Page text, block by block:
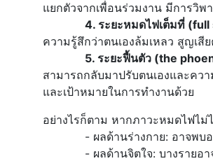
แยกตัวจากเพื่อนร่วมงาน มีการวิพ
4. ระยะหมดไฟเต็มที่ (full
ความรู้สึกว่าตนเองล้มเหลว สูญเสี
5. ระยะฟื้นตัว (the
สามารถกลับมาปรับตนเองและคว
และเป้าหมายในการทำงานด้วย
อย่างไรก็ตาม หากภาวะหมดไฟไม่
- ผลด้านร่างกาย: อาจพบอาก
- ผลด้านจิตใจ: บางรายอาจสู